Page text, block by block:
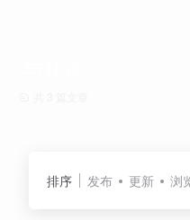
排序 发布 更新 浏